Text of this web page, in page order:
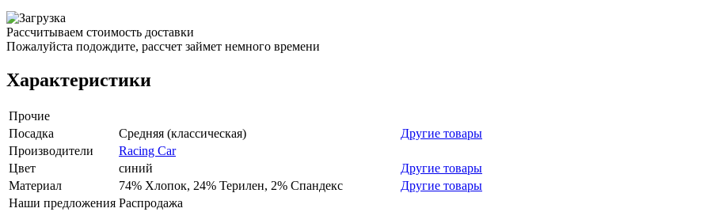
Рассчитываем стоимость доставки
Пожалуйста подождите, рассчет займет немного времени
Характеристики
Прочие
Посадка
Средняя (классическая)
Другие товары
Производители
Racing Car
Цвет
синий
Другие товары
Материал
74% Хлопок, 24% Терилен, 2% Спандекс
Другие товары
Наши предложения Распродажа